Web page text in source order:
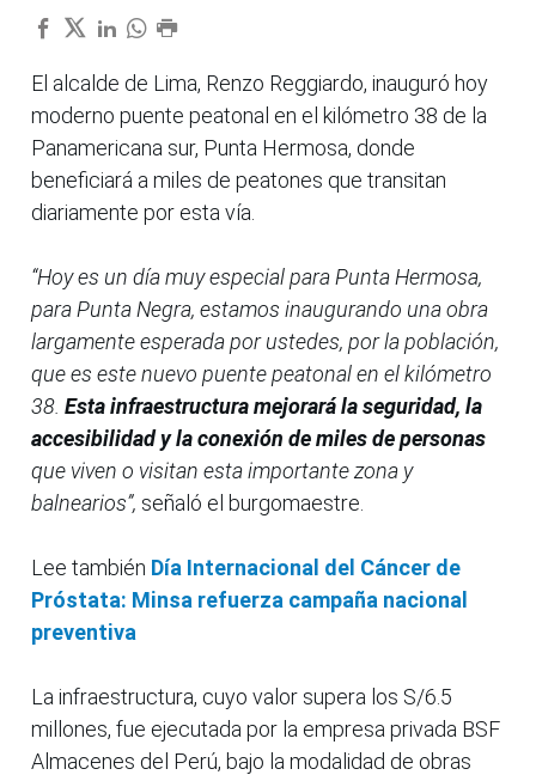
El alcalde de Lima, Renzo Reggiardo, inauguró hoy
moderno puente peatonal en el kilómetro 38 de la
Panamericana sur, Punta Hermosa, donde
beneficiará a miles de peatones que transitan
diariamente por esta vía.
“Hoy es un día muy especial para Punta Hermosa,
para Punta Negra, estamos inaugurando una obra
largamente esperada por ustedes, por la población,
que es este nuevo puente peatonal en el kilómetro
38. Esta infraestructura mejorará la seguridad, la
accesibilidad y la conexión de miles de personas
que viven o visitan esta importante zona y
balnearios”, señaló el burgomaestre.
Lee también Día Internacional del Cáncer de
Próstata: Minsa refuerza campaña nacional
preventiva
La infraestructura, cuyo valor supera los S/6.5
millones, fue ejecutada por la empresa privada BSF
Almacenes del Perú, bajo la modalidad de obras